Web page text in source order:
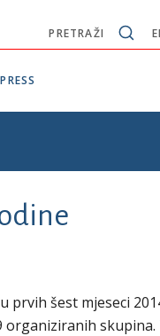
PRETRAŽI
PRESS
prvih šest mjeseci
skupina.